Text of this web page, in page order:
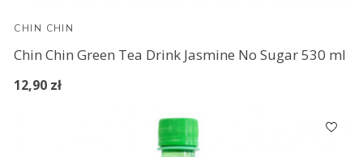
CHIN CHIN
Chin Chin Green Tea Drink Jasmine No Sugar 530 ml
12,90 zł